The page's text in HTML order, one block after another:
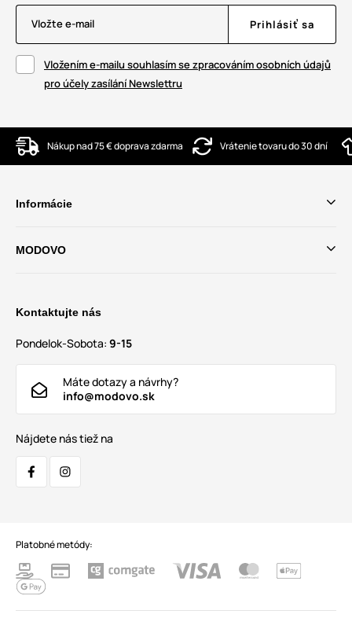
Vložte e-mail Prihlásiť sa
Vložením e-mailu souhlasím se zpracováním osobních údajů
pro účely zasílání Newslettru
Nákup nad 75 € doprava zdarma Vrátenie tovaru do 30 dní
Informácie
MODOVO
Kontaktujte nás
Pondelok-Sobota: 9-15
Máte dotazy a návrhy?
info@modovo.sk
Nájdete nás tiež na
Platobné metódy: